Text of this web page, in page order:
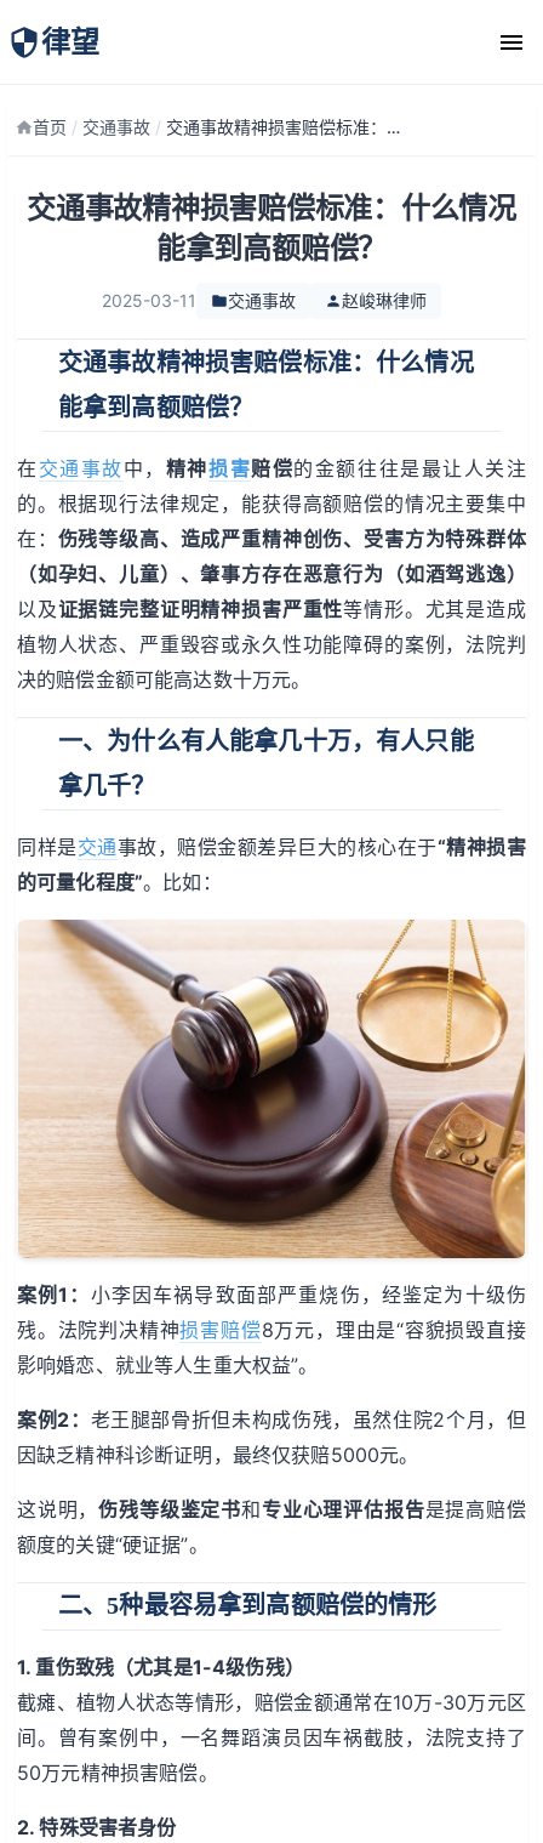
律望
律师团队
首页 / 交通事故 / 交通事故精神损害赔偿标准：什么情况能拿到高额赔偿？
交通事故精神损害赔偿标准：什么情况
能拿到高额赔偿？
2025-03-11 交通事故 赵峻琳律师
交通事故精神损害赔偿标准：什么情况
能拿到高额赔偿？
在 交通事故中， 精神损害赔偿的金额往往是最让人关注
的。根据现行法律规定，能获得高额赔偿的情况主要集中
在： 伤残等级高、造成严重精神创伤、受害方为特殊群体
（如孕妇、儿童）、肇事方存在恶意行为（如酒驾逃逸）
以及证据链完整证明精神损害严重性等情形。尤其是造成
植物人状态、严重毁容或永久性功能障碍的案例，法院判
决的赔偿金额可能高达数十万元。
一、为什么有人能拿几十万，有人只能
拿几千？
同样是交通事故，赔偿金额差异巨大的核心在于“精神损害
的可量化程度”。比如：
案例1： 小李因车祸导致面部严重烧伤，经鉴定为十级伤
残。法院判决精神损害赔偿8万元，理由是“容貌损毁直接
影响婚恋、就业等人生重大权益”。
案例2： 老王腿部骨折但未构成伤残，虽然住院2个月，但
因缺乏精神科诊断证明，最终仅获赔5000元。
这说明，伤残等级鉴定书和专业心理评估报告是提高赔偿
额度的关键“硬证据”。
二、5种最容易拿到高额赔偿的情形
1. 重伤致残（尤其是1-4级伤残）
截瘫、植物人状态等情形，赔偿金额通常在10万-30万元区
间。曾有案例中，一名舞蹈演员因车祸截肢，法院支持了
50万元精神损害赔偿。
2. 特殊受害者身份